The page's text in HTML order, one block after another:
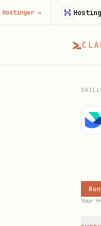
Your
→ Hostinger